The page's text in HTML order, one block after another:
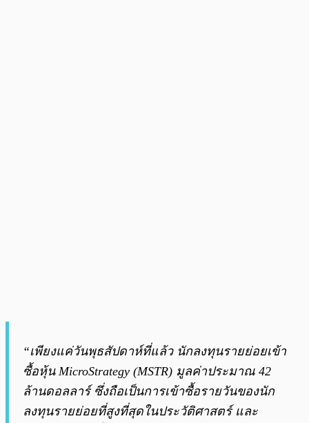
“เพียงแค่วันพุธสัปดาห์ที่แล้ว นักลงทุนรายย่อยเข้า
ซื้อหุ้น MicroStrategy (MSTR) มูลค่าประมาณ 42
ล้านดอลลาร์ ซึ่งถือเป็นการเข้าซื้อรายวันของนัก
ลงทุนรายย่อยที่สูงที่สุดในประวัติศาสตร์ และ